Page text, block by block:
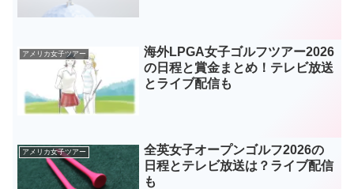
アメリカ女子ツアー
海外LPGA女子ゴルフツアー2026
の日程と賞金まとめ！テレビ放送
とライブ配信も
アメリカ女子ツアー
全英女子オープンゴルフ2026の
日程とテレビ放送は？ライブ配信
も